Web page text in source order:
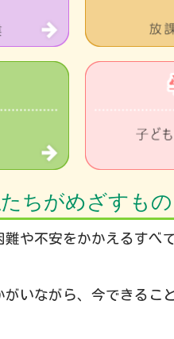
ちがめざすもの
難や不安をかかえるすべ
がいながら、今できるこ